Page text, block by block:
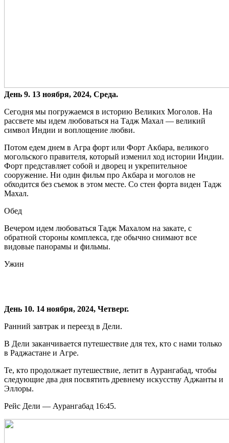
День 9. 13 ноября, 2024, Среда.
Сегодня мы погружаемся в историю Великих Моголов. На
рассвете мы идем любоваться на Тадж Махал — великий
символ Индии и воплощение любви.
Потом едем днем в Агра форт или Форт Акбара, великого
могольского правителя, который изменил ход истории Индии.
Форт представляет собой и дворец и укрепительное
сооружение. Ни один фильм про Акбара и моголов не
обходится без съемок в этом месте. Со стен форта виден Тадж
Махал.
Обед
Вечером идем любоваться Тадж Махалом на закате, с
обратной стороны комплекса, где обычно снимают все
видовые панорамы и фильмы.
Ужин
День 10. 14 ноября, 2024, Четверг.
Ранний завтрак и переезд в Дели.
В Дели заканчивается путешествие для тех, кто с нами только
в Раджастане и Агре.
Те, кто продолжает путешествие, летит в Аурангабад, чтобы
следующие два дня посвятить древнему искусству Аджанты и
Эллоры.
Рейс Дели — Аурангабад 16:45.